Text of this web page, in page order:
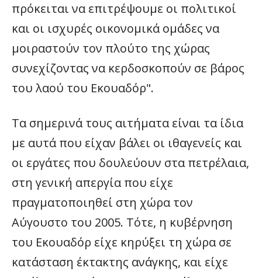
πρόκειται να επιτρέψουμε οι πολιτικοί
και οι ισχυρές οικονομικά ομάδες να
μοιραστούν τον πλούτο της χώρας
συνεχίζοντας να κερδοσκοπούν σε βάρος
του λαού του Εκουαδόρ".
Τα σημερινά τους αιτήματα είναι τα ίδια
με αυτά που είχαν βάλει οι ιθαγενείς και
οι εργάτες που δουλεύουν στα πετρέλαια,
στη γενική απεργία που είχε
πραγματοποιηθεί στη χώρα τον
Αύγουστο του 2005. Τότε, η κυβέρνηση
του Εκουαδόρ είχε κηρύξει τη χώρα σε
κατάσταση έκτακτης ανάγκης, και είχε